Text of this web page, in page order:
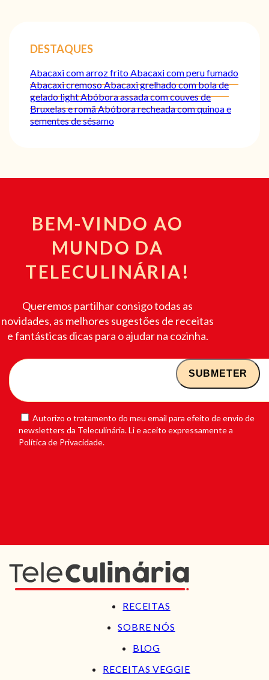
DESTAQUES
Abacaxi com arroz fritoAbacaxi com peru fumado
Abacaxi cremosoAbacaxi grelhado com bola de
gelado lightAbóbora assada com couves de
Bruxelas e romãAbóbora recheada com quinoa e
sementes de sésamo
BEM-VINDO AO
MUNDO DA
TELECULINÁRIA!
Queremos partilhar consigo todas as
novidades, as melhores sugestões de receitas
e fantásticas dicas para o ajudar na cozinha.
Autorizo o tratamento do meu email para efeito de envio de
newsletters da Teleculinária. Li e aceito expressamente a
Política de Privacidade.
RECEITAS
SOBRE NÓS
BLOG
RECEITAS VEGGIE